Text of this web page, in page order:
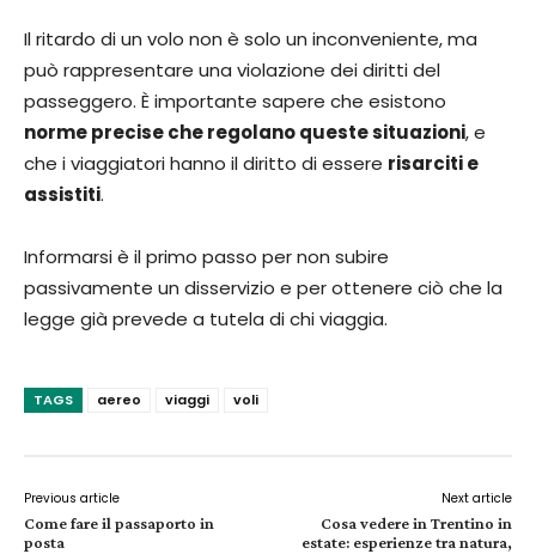
Il ritardo di un volo non è solo un inconveniente, ma
può rappresentare una violazione dei diritti del
passeggero. È importante sapere che esistono
norme precise che regolano queste situazioni, e
che i viaggiatori hanno il diritto di essere risarciti e
assistiti.
Informarsi è il primo passo per non subire
passivamente un disservizio e per ottenere ciò che la
legge già prevede a tutela di chi viaggia.
TAGS aereo viaggi voli
Previous article
Come fare il passaporto in
posta
Next article
Cosa vedere in Trentino in
estate: esperienze tra natura,